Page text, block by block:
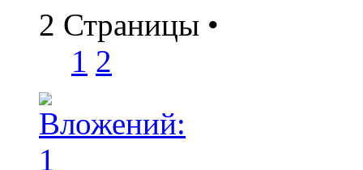
2 Страницы •
1 2